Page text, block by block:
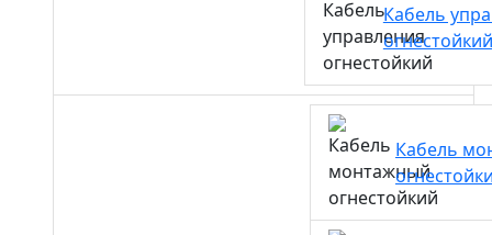
Кабель
Кабель